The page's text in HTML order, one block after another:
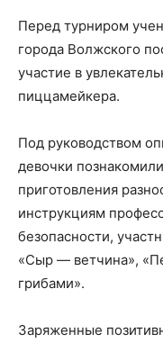
Перед турниром
города Волжского
участие в
пиццамейкера.
Под руководством
девочки
приготовления
инструкциям
безопасности,
«Сыр — ветчина»,
грибами».
Заряженные